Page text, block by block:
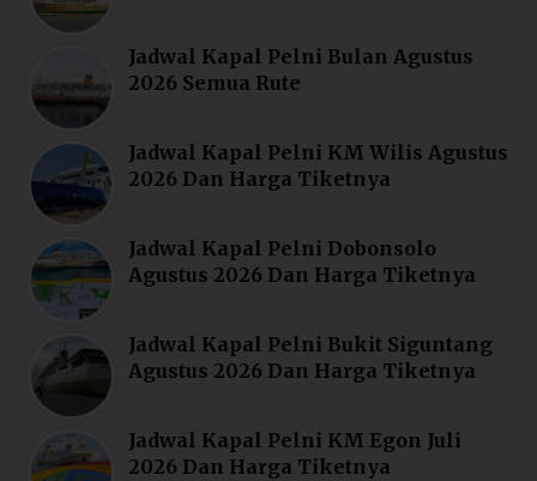
Jadwal Kapal Pelni Bulan Agustus
2026 Semua Rute
Jadwal Kapal Pelni KM Wilis Agustus
2026 Dan Harga Tiketnya
Jadwal Kapal Pelni Dobonsolo
Agustus 2026 Dan Harga Tiketnya
Jadwal Kapal Pelni Bukit Siguntang
Agustus 2026 Dan Harga Tiketnya
Jadwal Kapal Pelni KM Egon Juli
2026 Dan Harga Tiketnya